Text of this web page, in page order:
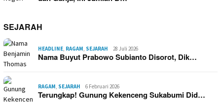
SEJARAH
HEADLINE RAGAM SEJARAH 28 Juli 2026
Nama Buyut Prabowo Subianto Disorot, Dik…
RAGAM SEJARAH 6 Februari 2026
Terungkap! Gunung Kekenceng Sukabumi Did…